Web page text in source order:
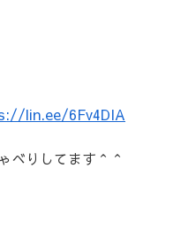
lin.ee/6Fv4DIA
べりしてます＾＾